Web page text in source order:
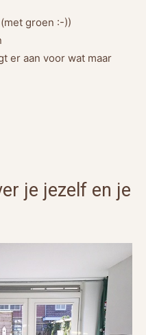
groen :-))
er aan voor wat maar
je jezelf en je